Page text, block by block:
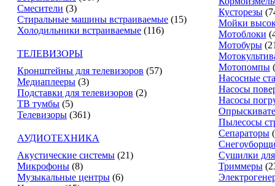
Смесители (3)
Стиральные машины встраиваемые (15)
Холодильники встраиваемые (116)
ТЕЛЕВИЗОРЫ
Кронштейны для телевизоров (57)
Медиаплееры (3)
Подставки для телевизоров (2)
ТВ тумбы (5)
Телевизоры (361)
АУДИОТЕХНИКА
Акустические системы (21)
Микрофоны (8)
Музыкальные центры (6)
Кусторезы
Мойки
Мотоблоки
Мотобуры
Мотопомпы
Насосные
Насосы
Насосы
Пылесосы
Сепараторы
Сушилки
Триммеры